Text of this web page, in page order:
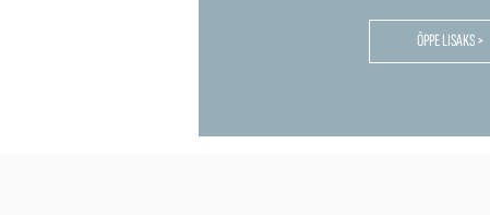
ÕPPE LISAKS >